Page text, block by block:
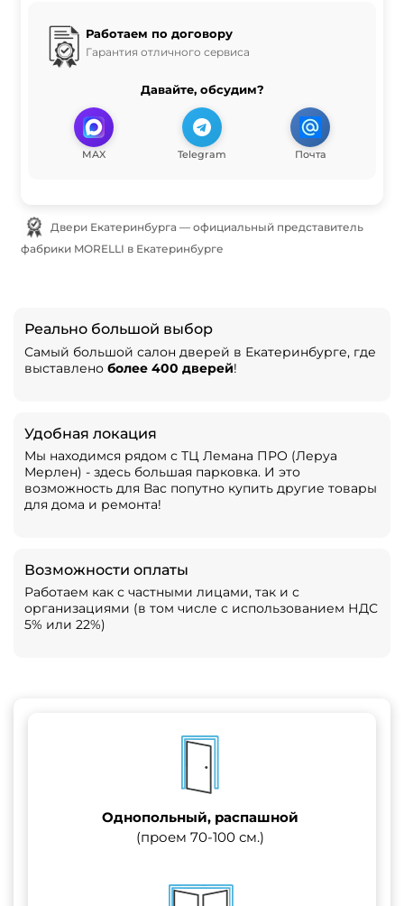
Работаем по договору
Гарантия отличного сервиса
Давайте, обсудим?
MAX Telegram Почта
фабрики MORELLI в Екатеринбурге
Реально большой выбор
Самый большой салон дверей в Екатеринбурге, где
выставлено более 400 дверей!
Удобная локация
Мы находимся рядом с ТЦ Лемана ПРО (Леруа
Мерлен) - здесь большая парковка. И это
возможность для Вас попутно купить другие товары
для дома и ремонта!
Возможности оплаты
Работаем как с частными лицами, так и с
организациями (в том числе с использованием НДС
5% или 22%)
Однопольный, распашной
(проем 70-100 см.)